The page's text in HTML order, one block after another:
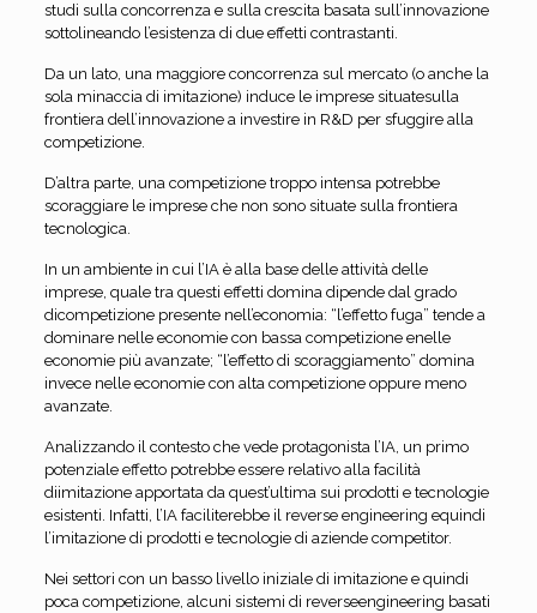
studi sulla concorrenza e sulla crescita basata sull’innovazione
sottolineando l’esistenza di due effetti contrastanti.
Da un lato, una maggiore concorrenza sul mercato (o anche la
sola minaccia di imitazione) induce le imprese situatesulla
frontiera dell’innovazione a investire in R&D per sfuggire alla
competizione.
D’altra parte, una competizione troppo intensa potrebbe
scoraggiare le imprese che non sono situate sulla frontiera
tecnologica.
In un ambiente in cui l’IA è alla base delle attività delle
imprese, quale tra questi effetti domina dipende dal grado
dicompetizione presente nell’economia: “l’effetto fuga” tende a
dominare nelle economie con bassa competizione enelle
economie più avanzate; “l’effetto di scoraggiamento” domina
invece nelle economie con alta competizione oppure meno
avanzate.
Analizzando il contesto che vede protagonista l’IA, un primo
potenziale effetto potrebbe essere relativo alla facilità
diimitazione apportata da quest’ultima sui prodotti e tecnologie
esistenti. Infatti, l’IA faciliterebbe il reverse engineering equindi
l’imitazione di prodotti e tecnologie di aziende competitor.
Nei settori con un basso livello iniziale di imitazione e quindi
poca competizione, alcuni sistemi di reverseengineering basati